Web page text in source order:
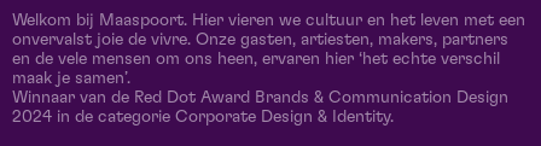
Welkom bij Maaspoort. Hier vieren we cultuur en het leven met een
onvervalst joie de vivre. Onze gasten, artiesten, makers, partners
en de vele mensen om ons heen, ervaren hier ‘het echte verschil
maak je samen’.
Winnaar van de Red Dot Award Brands & Communication Design
2024 in de categorie Corporate Design & Identity.